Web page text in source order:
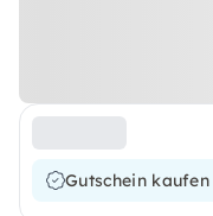
Gutschein kaufen